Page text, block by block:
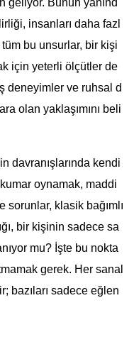
geliyor. Bunun yanınd
insanları daha fazl
bu unsurlar, bir kişi
için yeterli ölçütler de
deneyimler ve ruhsal d
olan yaklaşımını beli
davranışlarında kendi
oynamak, maddi
sorunlar, klasik bağımlı
bir kişinin sadece sa
mu? İşte bu nokta
gerek. Her sanal
bazıları sadece eğlen